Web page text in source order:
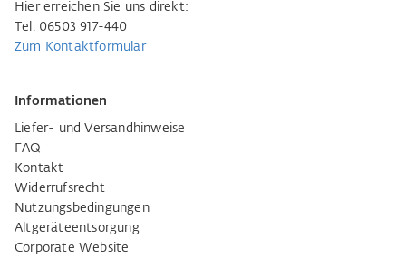
Hier erreichen Sie uns direkt:
Tel. 06503 917-440
Zum Kontaktformular
Informationen
Liefer- und Versandhinweise
FAQ
Kontakt
Widerrufsrecht
Nutzungsbedingungen
Altgeräteentsorgung
Corporate Website